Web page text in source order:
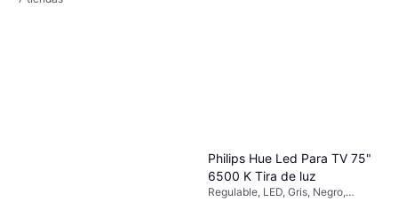
Philips Hue Led Para TV 75"
6500 K Tira de luz
Regulable, LED, Gris, Negro,